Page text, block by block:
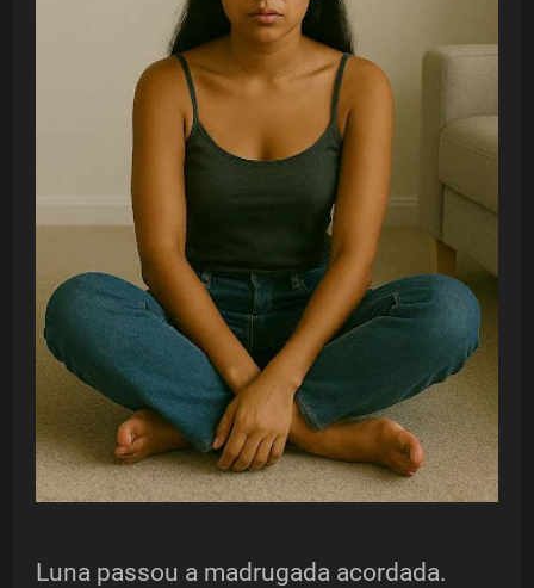
Luna passou a madrugada acordada.